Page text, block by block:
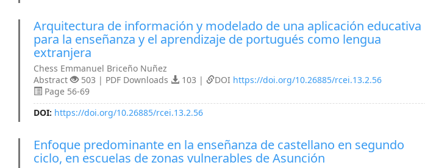
Arquitectura de información y modelado de una aplicación educativa
para la enseñanza y el aprendizaje de portugués como lengua
extranjera
Chess Emmanuel Briceño Nuñez
Abstract
503 | PDF Downloads 103 | DOI https://doi.org/10.26885/rcei.13.2.56
Page 56-69
DOI: https://doi.org/10.26885/rcei.13.2.56
Enfoque predominante en la enseñanza de castellano en segundo
ciclo, en escuelas de zonas vulnerables de Asunción